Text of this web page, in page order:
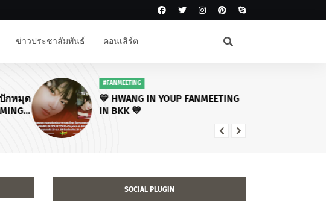
ข่าวประชาสัมพันธ์ คอนเสิร์ต
กหมุด
#FANMEETING
💛 HWANG IN YOUP FANMEETING
IN BKK 💛
SOCIAL PLUGIN